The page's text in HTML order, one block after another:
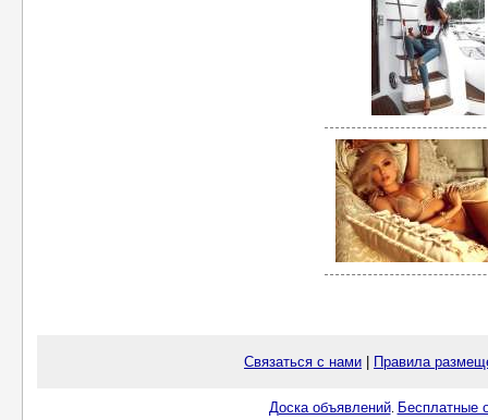
Связаться с нами Правила
Доска объявлений. Бесплатные